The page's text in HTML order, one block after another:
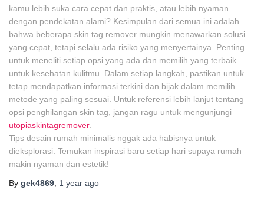
kamu lebih suka cara cepat dan praktis, atau lebih nyaman
dengan pendekatan alami? Kesimpulan dari semua ini adalah
bahwa beberapa skin tag remover mungkin menawarkan solusi
yang cepat, tetapi selalu ada risiko yang menyertainya. Penting
untuk meneliti setiap opsi yang ada dan memilih yang terbaik
untuk kesehatan kulitmu. Dalam setiap langkah, pastikan untuk
tetap mendapatkan informasi terkini dan bijak dalam memilih
metode yang paling sesuai. Untuk referensi lebih lanjut tentang
opsi penghilangan skin tag, jangan ragu untuk mengunjungi
utopiaskintagremover.
Tips desain rumah minimalis nggak ada habisnya untuk
dieksplorasi. Temukan inspirasi baru setiap hari supaya rumah
makin nyaman dan estetik!
By gek4869 1 year ago